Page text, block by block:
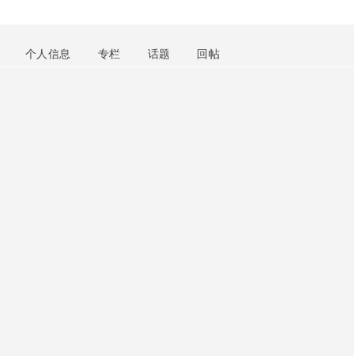
个人信息 专栏 话题 回帖